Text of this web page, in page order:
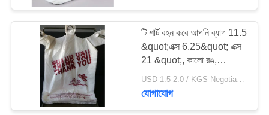
টি শার্ট বহন করে আপনি ব্যাগ 11.5
&quot;এক্স 6.25&quot; এক্স
21 &quot;, কালো রঙ,
এইচডিপিই উপাদান ধন্যবাদ
USD 1.5-2.0 / KGS Negotiable MOQ:1000KGS
যোগাযোগ